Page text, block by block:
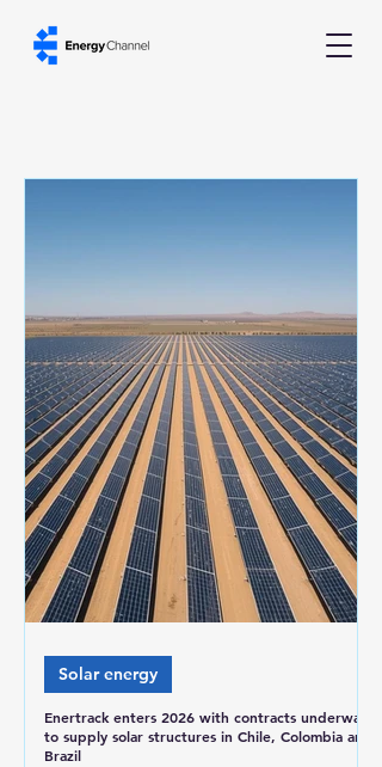
Enertrack enters 2026 with contracts underway
to supply solar structures in Chile, Colombia and
Brazil
Solar energy